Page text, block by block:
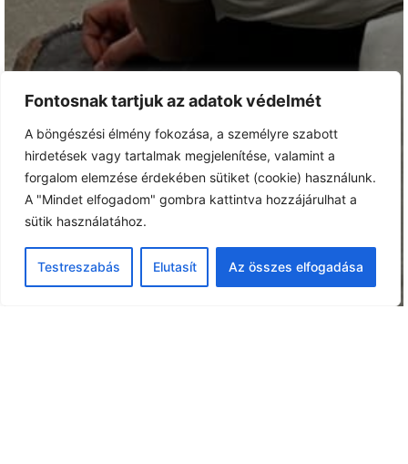
Fontosnak tartjuk az adatok védelmét
A böngészési élmény fokozása, a személyre szabott
hirdetések vagy tartalmak megjelenítése, valamint a
forgalom elemzése érdekében sütiket (cookie) használunk.
A "Mindet elfogadom" gombra kattintva hozzájárulhat a
sütik használatához.
Testreszabás Elutasít Az összes elfogadása